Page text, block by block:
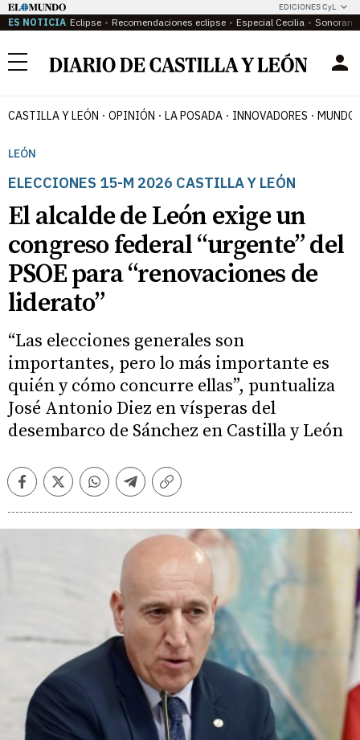
EDICIONES CyL
ES NOTICIA Eclipse Recomendaciones eclipse Especial Cecilia
Menú
CASTILLA Y LEÓN OPINIÓN LA POSADA INNOVADORES MUNDO
LEÓN
ELECCIONES 15-M 2026 CASTILLA Y LEÓN
El alcalde de León exige un
congreso federal “urgente” del
PSOE para “renovaciones de
liderato”
“Las elecciones generales son
importantes, pero lo más importante es
quién y cómo concurre ellas”, puntualiza
José Antonio Diez en vísperas del
desembarco de Sánchez en Castilla y León
FacebookTwitterWhatsappTelegramCopiar